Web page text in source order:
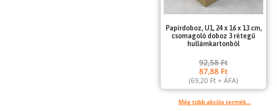
Papírdoboz, U1, 24 x 16 x 13 cm,
csomagoló doboz 3 rétegű
hullámkartonból
92,58Ft
87,88 Ft
(69,20 Ft + ÁFA)
Még több akciós termék...